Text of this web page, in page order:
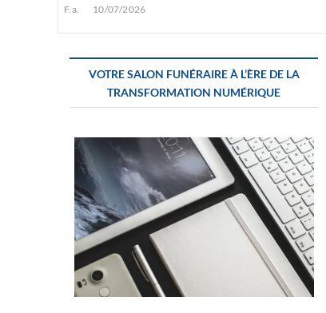
F.a. 10/07/2026
VOTRE SALON FUNÉRAIRE À L’ÈRE DE LA
TRANSFORMATION NUMÉRIQUE